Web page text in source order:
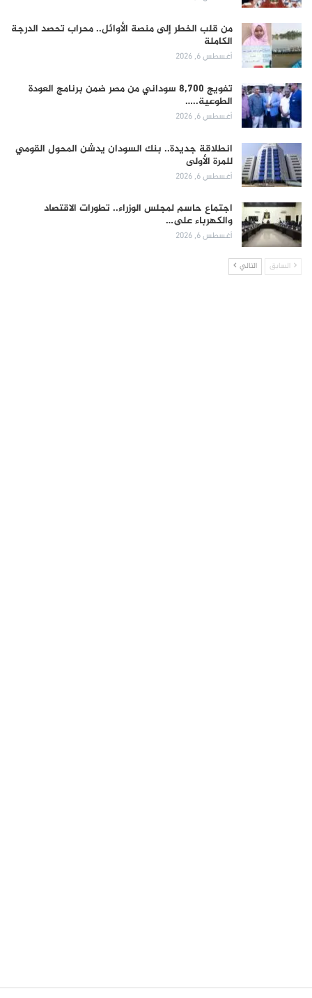
من قلب الخطر إلى منصة الأوائل.. محراب تحصد الدرجة
الكاملة
أغسطس 6, 2026
تفويج 8,700 سوداني من مصر ضمن برنامج العودة
الطوعية..…
أغسطس 6, 2026
انطلاقة جديدة.. بنك السودان يدشن المحول القومي
للمرة الأولى
أغسطس 6, 2026
اجتماع حاسم لمجلس الوزراء.. تطورات الاقتصاد
والكهرباء على…
أغسطس 6, 2026
السابق التالي